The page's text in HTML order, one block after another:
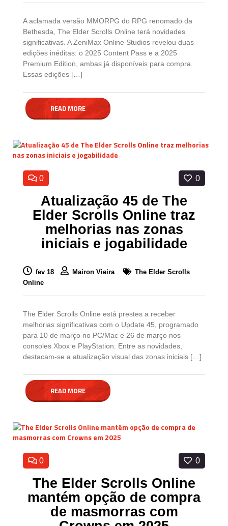
A aclamada versão MMORPG do RPG renomado da
Bethesda, The Elder Scrolls Online terá novidades
significativas. A ZeniMax Online Studios revelou duas
edições inéditas: o 2025 Content Pass e a 2025
Premium Edition, ambas já disponíveis para compra.
Essas edições […]
READ MORE
0 0
Atualização 45 de The
Elder Scrolls Online traz
melhorias nas zonas
iniciais e jogabilidade
fev 18 Mairon Vieira
The Elder Scrolls
Online
The Elder Scrolls Online está prestes a receber
melhorias significativas com o Update 45, programado
para 10 de março no PC/Mac e 26 de março nos
consoles Xbox e PlayStation. Entre as novidades,
destacam-se a atualização visual das zonas iniciais […]
READ MORE
0 0
The Elder Scrolls Online
mantém opção de compra
de masmorras com